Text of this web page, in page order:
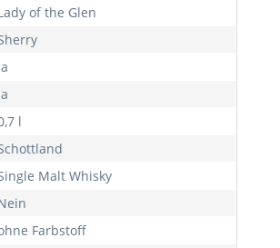
of the Glen
l
Malt Whisky
Farbstoff